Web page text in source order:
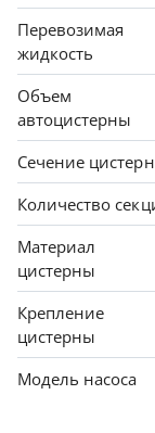
Перевозимая
жидкость
Объем
автоцистерны
Сечение
Количество
Материал
цистерны
Крепление
цистерны
Модель насоса